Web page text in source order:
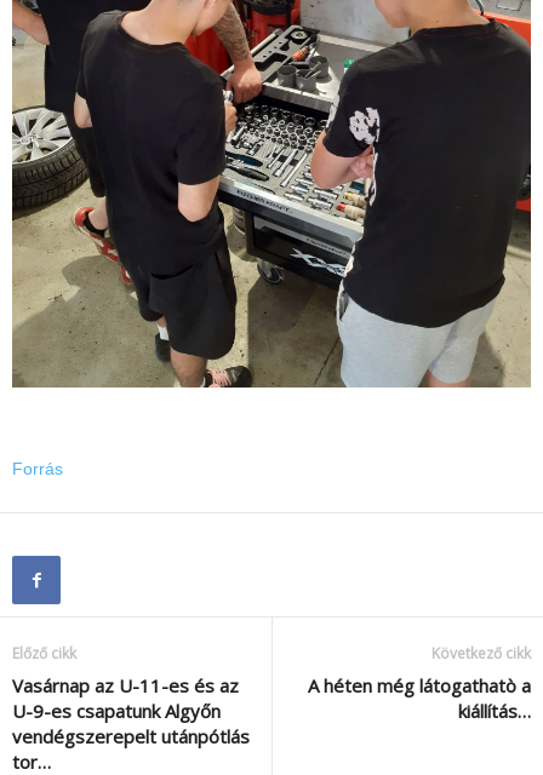
Forrás
Előző cikk
Vasárnap az U-11-es és az
U-9-es csapatunk Algyőn
vendégszerepelt utánpótlás
tor…
Következő cikk
A héten még látogathatò a
kiállítás…